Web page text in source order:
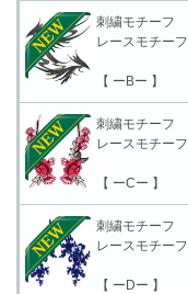
刺繍モチーフ
レースモチーフ
【 ーBー 】
刺繍モチーフ
レースモチーフ
【 ーCー 】
刺繍モチーフ
レースモチーフ
【 ーDー 】